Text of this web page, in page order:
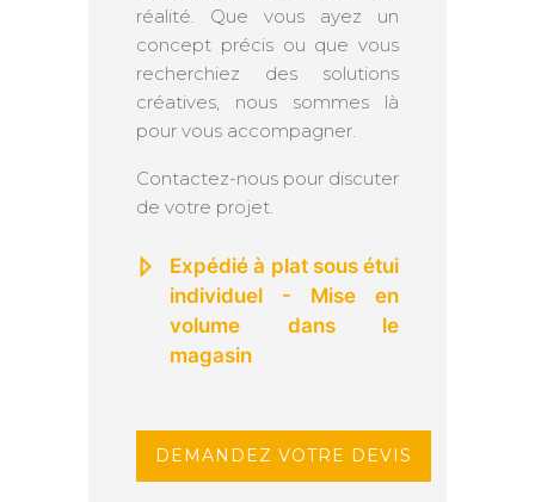
réalité. Que vous ayez un
concept précis ou que vous
recherchiez des solutions
créatives, nous sommes là
pour vous accompagner.
Contactez-nous pour discuter
de votre projet.
Expédié à plat sous étui
individuel - Mise en
volume dans le
magasin
DEMANDEZ VOTRE DEVIS